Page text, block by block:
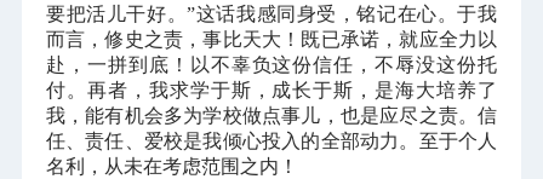
要把活儿干好。”这话我感同身受，铭记在心。于我
而言，修史之责，事比天大！既已承诺，就应全力以
赴，一拼到底！以不辜负这份信任，不辱没这份托
付。再者，我求学于斯，成长于斯，是海大培养了
我，能有机会多为学校做点事儿，也是应尽之责。信
任、责任、爱校是我倾心投入的全部动力。至于个人
名利，从未在考虑范围之内！